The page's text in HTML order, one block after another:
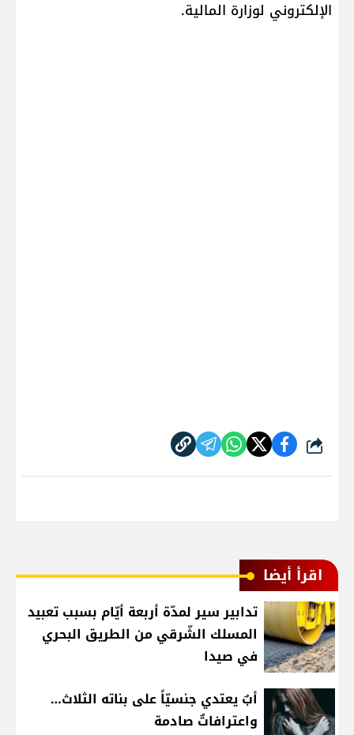
الإلكتروني لوزارة المالية.
شارك
اقرأ أيضا
تدابير سير لمدّة أربعة أيّام بسبب تعبيد
المسلك الشّرقي من الطريق البحري
في صيدا
أبٌ يعتدي جنسيّاً على بناته الثلاث…
واعترافاتٌ صادمة